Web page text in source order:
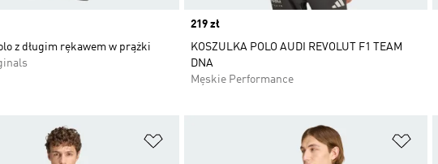
z długim rękawem w prążki
Price
219 zł
KOSZULKA POLO AUDI REVOLUT F1 TEAM
DNA
Męskie Performance